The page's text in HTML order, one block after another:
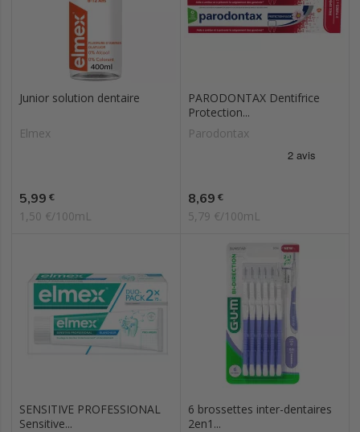
Junior solution dentaire
Elmex
Prix
5,99 €
1,50 €/100mL
PARODONTAX Dentifrice
Protection...
Parodontax
Prix
8,69 €
5,79 €/100mL
SENSITIVE PROFESSIONAL
Sensitive...
6 brossettes inter-dentaires
2en1...